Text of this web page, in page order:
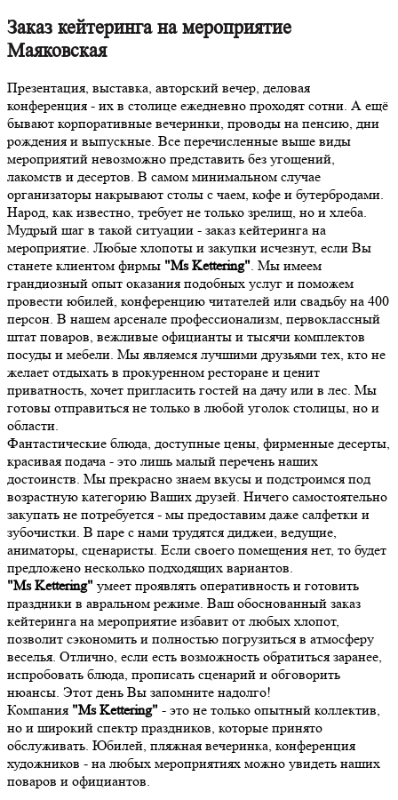
Заказ кейтеринга на мероприятие
Маяковская
Презентация, выставка, авторский вечер, деловая
конференция - их в столице ежедневно проходят сотни. А ещё
бывают корпоративные вечеринки, проводы на пенсию, дни
рождения и выпускные. Все перечисленные выше виды
мероприятий невозможно представить без угощений,
лакомств и десертов. В самом минимальном случае
организаторы накрывают столы с чаем, кофе и бутербродами.
Народ, как известно, требует не только зрелищ, но и хлеба.
Мудрый шаг в такой ситуации - заказ кейтеринга на
мероприятие. Любые хлопоты и закупки исчезнут, если Вы
станете клиентом фирмы "Ms Kettering". Мы имеем
грандиозный опыт оказания подобных услуг и поможем
провести юбилей, конференцию читателей или свадьбу на 400
персон. В нашем арсенале профессионализм, первоклассный
штат поваров, вежливые официанты и тысячи комплектов
посуды и мебели. Мы являемся лучшими друзьями тех, кто не
желает отдыхать в прокуренном ресторане и ценит
приватность, хочет пригласить гостей на дачу или в лес. Мы
готовы отправиться не только в любой уголок столицы, но и
области.
Фантастические блюда, доступные цены, фирменные десерты,
красивая подача - это лишь малый перечень наших
достоинств. Мы прекрасно знаем вкусы и подстроимся под
возрастную категорию Ваших друзей. Ничего самостоятельно
закупать не потребуется - мы предоставим даже салфетки и
зубочистки. В паре с нами трудятся диджеи, ведущие,
аниматоры, сценаристы. Если своего помещения нет, то будет
предложено несколько подходящих вариантов.
"Ms Kettering" умеет проявлять оперативность и готовить
праздники в авральном режиме. Ваш обоснованный заказ
кейтеринга на мероприятие избавит от любых хлопот,
позволит сэкономить и полностью погрузиться в атмосферу
веселья. Отлично, если есть возможность обратиться заранее,
испробовать блюда, прописать сценарий и обговорить
нюансы. Этот день Вы запомните надолго!
Компания "Ms Kettering" - это не только опытный коллектив,
но и широкий спектр праздников, которые принято
обслуживать. Юбилей, пляжная вечеринка, конференция
художников - на любых мероприятиях можно увидеть наших
поваров и официантов.